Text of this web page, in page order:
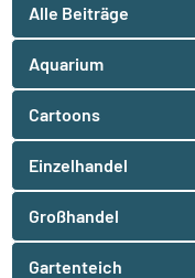
Alle Beiträge
Aquarium
Cartoons
Einzelhandel
Großhandel
Gartenteich